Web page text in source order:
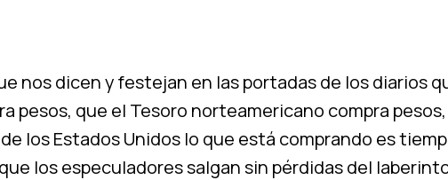
nos dicen y festejan en las portadas de los diarios
pesos, que el Tesoro norteamericano compra
los Estados Unidos lo que está comprando es
los especuladores salgan sin pérdidas del